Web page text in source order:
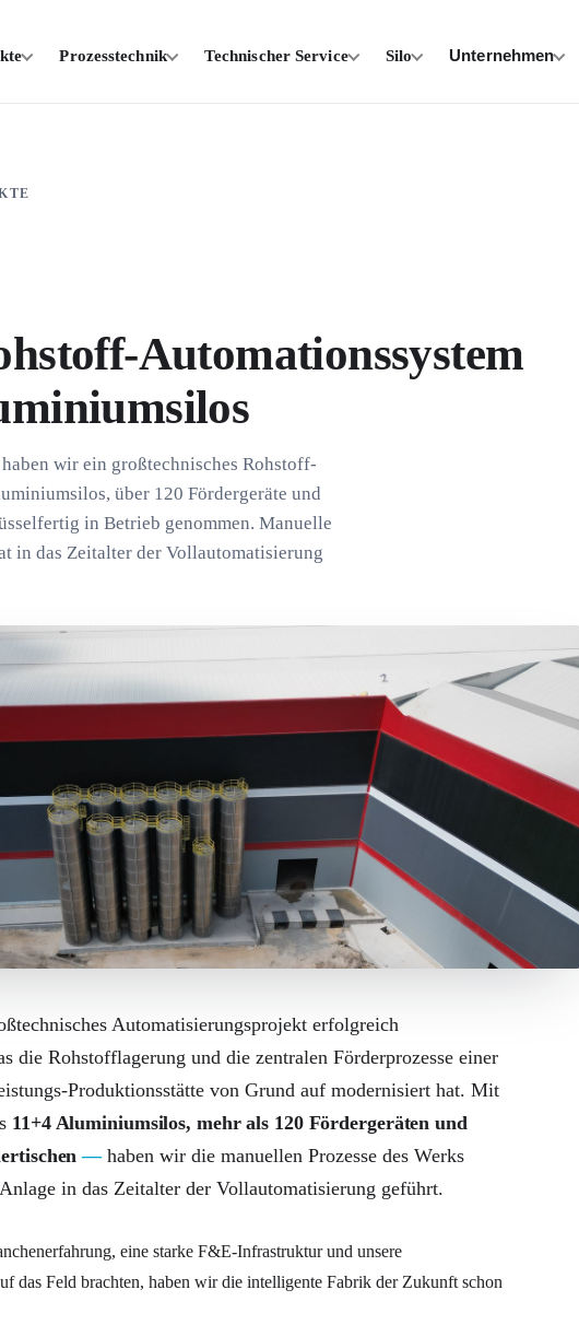
Prozesstechnik Technischer Service Silo Unternehmen
Automationssystem
wir ein großtechnisches Rohstoff-
über 120 Fördergeräte und
in Betrieb genommen. Manuelle
in das Zeitalter der Vollautomatisierung
Automatisierungsprojekt erfolgreich
die Rohstofflagerung und die zentralen Förderprozesse einer
Produktionsstätte von Grund auf modernisiert hat. Mit
11+4 Aluminiumsilos, mehr als 120 Fördergeräten und
haben wir die manuellen Prozesse des Werks
in das Zeitalter der Vollautomatisierung geführt.
eine starke F&E-Infrastruktur und unsere
das Feld brachten, haben wir die intelligente Fabrik der Zukunft schon